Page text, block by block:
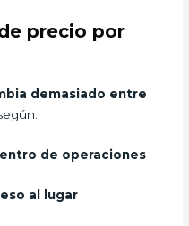
precio por
demasiado entre
de operaciones
al lugar